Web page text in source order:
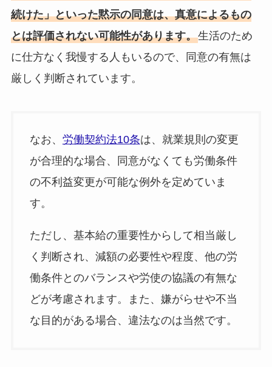
続けた」といった黙示の同意は、真意によるもの
とは評価されない可能性があります。生活のため
に仕方なく我慢する人もいるので、同意の有無は
厳しく判断されています。
なお、 労働契約法10条は、就業規則の変更
が合理的な場合、同意がなくても労働条件
の不利益変更が可能な例外を定めていま
す。
ただし、基本給の重要性からして相当厳し
く判断され、減額の必要性や程度、他の労
働条件とのバランスや労使の協議の有無な
どが考慮されます。また、嫌がらせや不当
な目的がある場合、違法なのは当然です。